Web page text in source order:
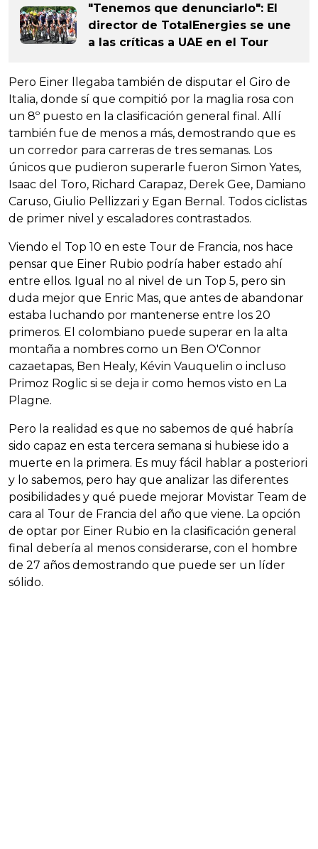
"Tenemos que denunciarlo": El
director de TotalEnergies se une
a las críticas a UAE en el Tour
Pero Einer llegaba también de disputar el Giro de
Italia, donde sí que compitió por la maglia rosa con
un 8º puesto en la clasificación general final. Allí
también fue de menos a más, demostrando que es
un corredor para carreras de tres semanas. Los
únicos que pudieron superarle fueron Simon Yates,
Isaac del Toro, Richard Carapaz, Derek Gee, Damiano
Caruso, Giulio Pellizzari y Egan Bernal. Todos ciclistas
de primer nivel y escaladores contrastados.
Viendo el Top 10 en este Tour de Francia, nos hace
pensar que Einer Rubio podría haber estado ahí
entre ellos. Igual no al nivel de un Top 5, pero sin
duda mejor que Enric Mas, que antes de abandonar
estaba luchando por mantenerse entre los 20
primeros. El colombiano puede superar en la alta
montaña a nombres como un Ben O'Connor
cazaetapas, Ben Healy, Kévin Vauquelin o incluso
Primoz Roglic si se deja ir como hemos visto en La
Plagne.
Pero la realidad es que no sabemos de qué habría
sido capaz en esta tercera semana si hubiese ido a
muerte en la primera. Es muy fácil hablar a posteriori
y lo sabemos, pero hay que analizar las diferentes
posibilidades y qué puede mejorar Movistar Team de
cara al Tour de Francia del año que viene. La opción
de optar por Einer Rubio en la clasificación general
final debería al menos considerarse, con el hombre
de 27 años demostrando que puede ser un líder
sólido.